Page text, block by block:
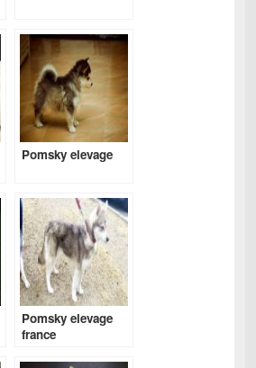
Pomsky elevage
Pomsky elevage
france